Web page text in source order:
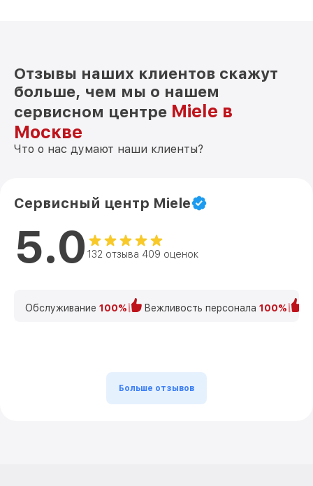
Отзывы наших клиентов скажут
больше, чем мы о нашем
сервисном центре Miele в
Москве
Что о нас думают наши клиенты?
Сервисный центр Miele
5.0 132 отзыва 409 оценок
Обслуживание 100% Вежливость персонала 100%
Больше отзывов